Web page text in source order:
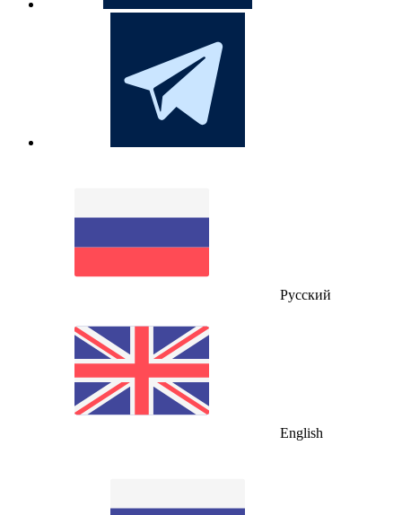
Русский
English